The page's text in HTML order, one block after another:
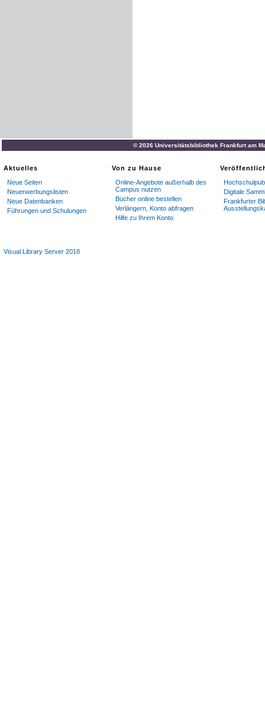
© 2026 Universitätsbibliothek Frankfurt am
Aktuelles
Neue Seiten
Neuerwerbungslisten
Neue Datenbanken
Führungen und Schulungen
Von zu Hause
Online-Angebote außerhalb des
Campus nutzen
Bücher online bestellen
Verlängern, Konto abfragen
Hilfe zu Ihrem Konto
Digitale
Frankfurter
Visual Library Server 2018